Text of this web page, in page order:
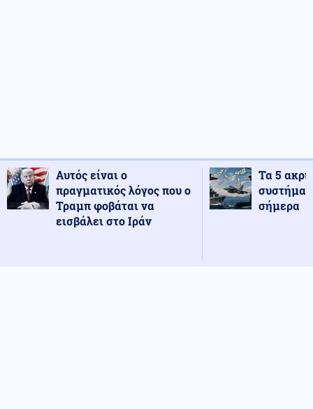
Αυτός είναι ο
πραγματικός λόγος που ο
Τραμπ φοβάται να
εισβάλει στο Ιράν
Τα 5
σήμερα